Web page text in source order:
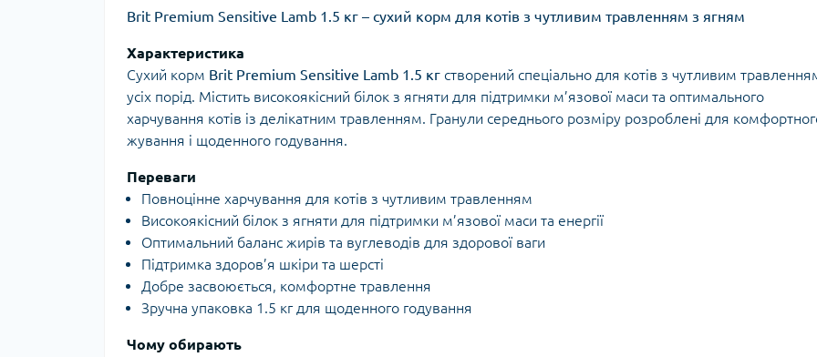
Brit Premium Sensitive Lamb 1.5 кг – сухий корм для котів з чутливим травленням з ягням
Характеристика
Сухий корм Brit Premium Sensitive Lamb 1.5 кг створений спеціально для котів з чутливим
усіх порід. Містить високоякісний білок з ягняти для підтримки м’язової маси та оптимального
харчування котів із делікатним травленням. Гранули середнього розміру розроблені для
жування і щоденного годування.
Переваги
Повноцінне харчування для котів з чутливим травленням
Високоякісний білок з ягняти для підтримки м’язової маси та енергії
Оптимальний баланс жирів та вуглеводів для здорової ваги
Підтримка здоров’я шкіри та шерсті
Добре засвоюється, комфортне травлення
Зручна упаковка 1.5 кг для щоденного годування
Чому обирають